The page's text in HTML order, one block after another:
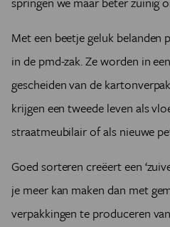
Met een beetje geluk belanden
in de pmd-zak. Ze worden in
gescheiden van de
krijgen een tweede leven als
straatmeubilair of als nieuwe
Goed sorteren creëert een
je meer kan maken dan met
verpakkingen te produceren